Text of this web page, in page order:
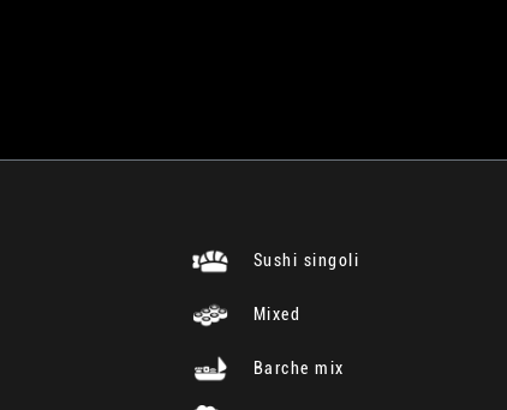
Sushi singoli
Mixed
Barche mix